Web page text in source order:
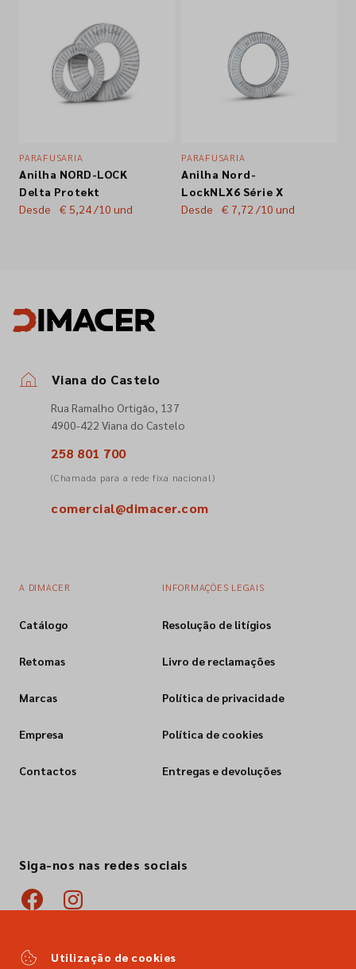
Siga-nos nas redes sociais
PARAFUSARIA
Anilha NORD-LOCK
Delta Protekt
Desde
€ 5,24/10 und
PARAFUSARIA
Anilha Nord-
LockNLX6 Série X
Desde
€ 7,72 /10 und
Viana do Castelo
Rua Ramalho Ortigão, 137
4900-422 Viana do Castelo
258 801 700
(Chamada para a rede fixa nacional)
comercial@dimacer.com
A DIMACER
Catálogo
Retomas
Marcas
Empresa
Contactos
INFORMAÇÕES LEGAIS
Resolução de litígios
Livro de reclamações
Política de privacidade
Política de cookies
Entregas e devoluções
Siga-nos nas redes sociais
Utilização de cookies